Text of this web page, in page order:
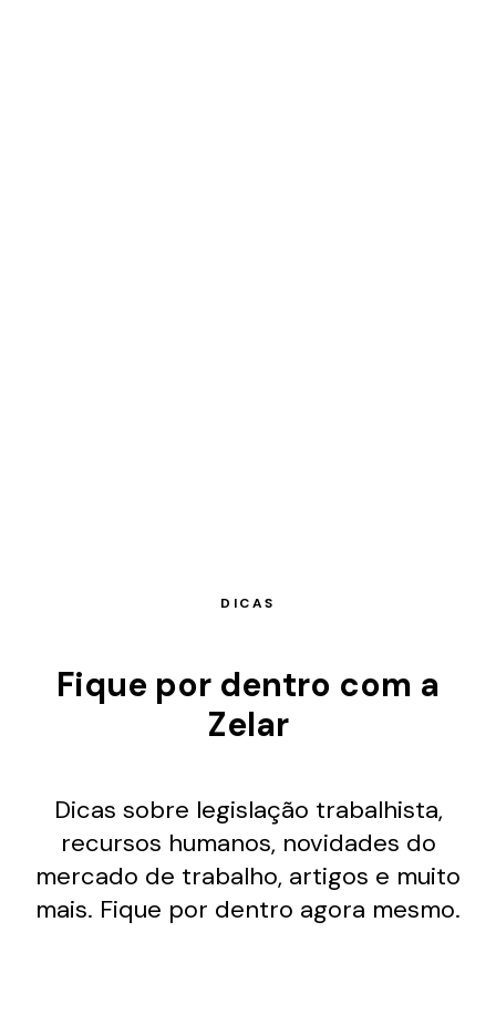
DICAS
Fique por dentro com a
Zelar
Dicas sobre legislação trabalhista,
recursos humanos, novidades do
mercado de trabalho, artigos e muito
mais. Fique por dentro agora mesmo.